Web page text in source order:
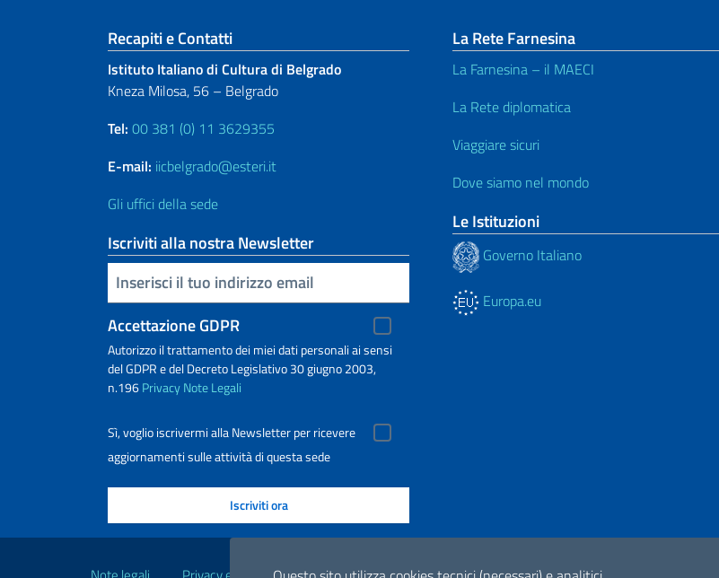
Sezione footer
Recapiti e Contatti
Istituto Italiano di Cultura di Belgrado
Kneza Milosa, 56 – Belgrado
Tel: 00 381 (0) 11 3629355
E-mail: iicbelgrado@esteri.it
Gli uffici della sede
Iscriviti alla nostra Newsletter
Inserisci la tua email
Accettazione GDPR
Autorizzo il trattamento dei miei dati personali ai sensi
del GDPR e del Decreto Legislativo 30 giugno 2003,
n.196PrivacyNote Legali
Sì, voglio iscrivermi alla Newsletter per ricevere
aggiornamenti sulle attività di questa sede
La Rete Farnesina
La Farnesina – il MAECI
La Rete diplomatica
Viaggiare sicuri
Dove siamo nel mondo
Le Istituzioni
Governo Italiano
Europa.eu